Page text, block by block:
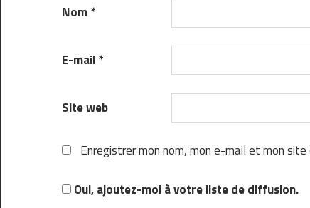
Nom*
E-mail*
Site web
Enregistrer mon nom, mon e-mail et mon
Oui, ajoutez-moi à votre liste de diffusion.